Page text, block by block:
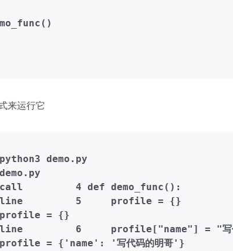
来运行它
demo.py
call         4 def demo_func():
line         5     profile = {}
= {}
line         6     profile["name"] = "写代
= {'name': '写代码的明哥'}